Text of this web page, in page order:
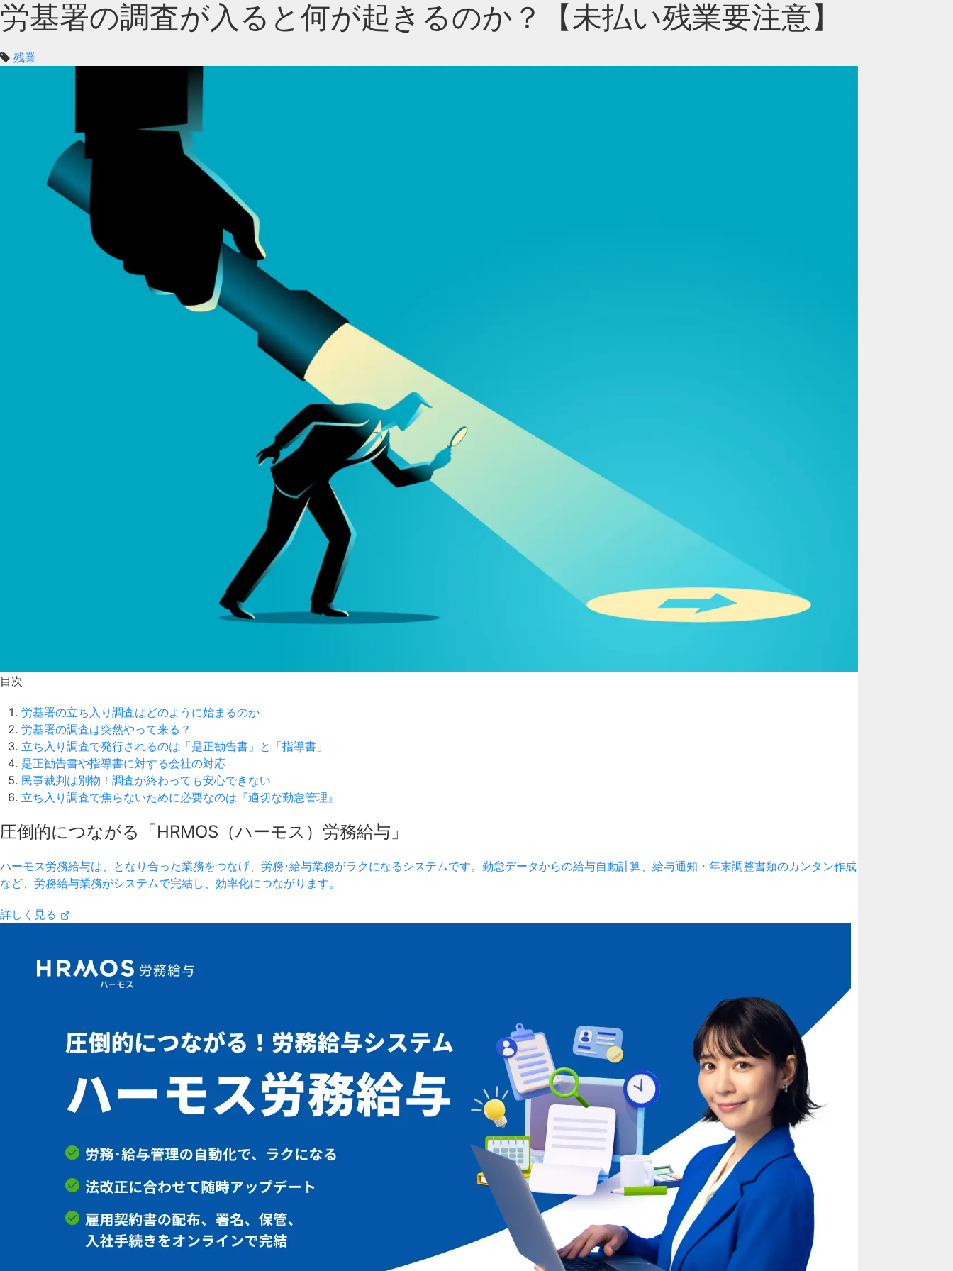
労基署の調査が入ると何が起きるのか？【未払い残業要注意】
残業
目次
労基署の立ち入り調査はどのように始まるのか
労基署の調査は突然やって来る？
立ち入り調査で発行されるのは「是正勧告書」と「指導書」
是正勧告書や指導書に対する会社の対応
民事裁判は別物！調査が終わっても安心できない
立ち入り調査で焦らないために必要なのは『適切な勤怠管理』
圧倒的につながる「HRMOS（ハーモス）労務給与」
ハーモス労務給与は、となり合った業務をつなげ、労務･給与業務がラクになるシステムです。勤怠データからの給与自動計算、給与通知・年末調整書類のカンタン作成
など、労務給与業務がシステムで完結し、効率化につながります。
詳しく見る